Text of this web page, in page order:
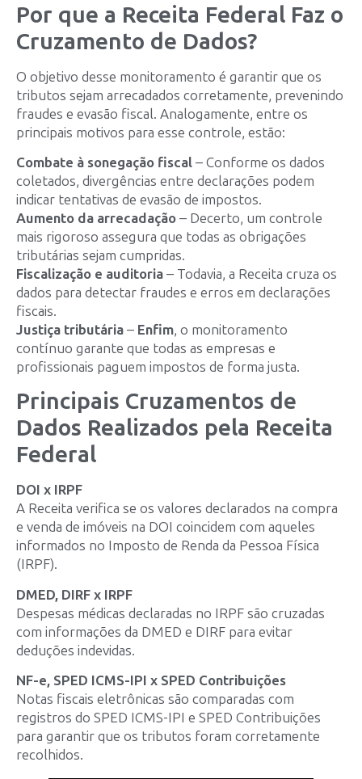
Por que a Receita Federal Faz o
Cruzamento de Dados?
O objetivo desse monitoramento é garantir que os
tributos sejam arrecadados corretamente, prevenindo
fraudes e evasão fiscal. Analogamente, entre os
principais motivos para esse controle, estão:
Combate à sonegação fiscal – Conforme os dados
coletados, divergências entre declarações podem
indicar tentativas de evasão de impostos.
Aumento da arrecadação – Decerto, um controle
mais rigoroso assegura que todas as obrigações
tributárias sejam cumpridas.
Fiscalização e auditoria – Todavia, a Receita cruza os
dados para detectar fraudes e erros em declarações
fiscais.
Justiça tributária – Enfim, o monitoramento
contínuo garante que todas as empresas e
profissionais paguem impostos de forma justa.
Principais Cruzamentos de
Dados Realizados pela Receita
Federal
DOI x IRPF
A Receita verifica se os valores declarados na compra
e venda de imóveis na DOI coincidem com aqueles
informados no Imposto de Renda da Pessoa Física
(IRPF).
DMED, DIRF x IRPF
Despesas médicas declaradas no IRPF são cruzadas
com informações da DMED e DIRF para evitar
deduções indevidas.
NF-e, SPED ICMS-IPI x SPED Contribuições
Notas fiscais eletrônicas são comparadas com
registros do SPED ICMS-IPI e SPED Contribuições
para garantir que os tributos foram corretamente
recolhidos.